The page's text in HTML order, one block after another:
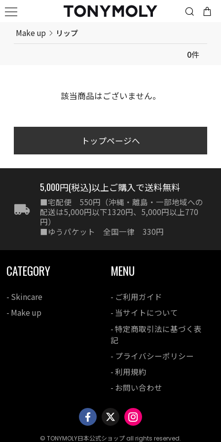
Make up リップ
0件
該当商品はございません。
トップページへ
5,000円(税込)以上ご購入で送料無料
■宅配便 550円（沖縄・離島・一部地域への
配送は5,000円以下1320円、5,000円以上770
円）
■ゆうパケット 全国一律 330円
CATEGORY
- Skincare
- Make up
MENU
- ご利用ガイド
- 当サイトについて
- 特定商取引法に基づく表
記
- プライバシーポリシー
- 利用規約
- お問い合わせ
© TONYMOLY日本公式ショップ all rights reserved.